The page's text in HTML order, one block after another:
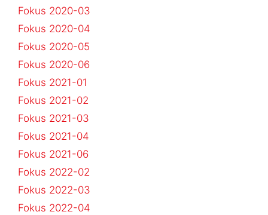
Fokus 2020-03
Fokus 2020-04
Fokus 2020-05
Fokus 2020-06
Fokus 2021-01
Fokus 2021-02
Fokus 2021-03
Fokus 2021-04
Fokus 2021-06
Fokus 2022-02
Fokus 2022-03
Fokus 2022-04